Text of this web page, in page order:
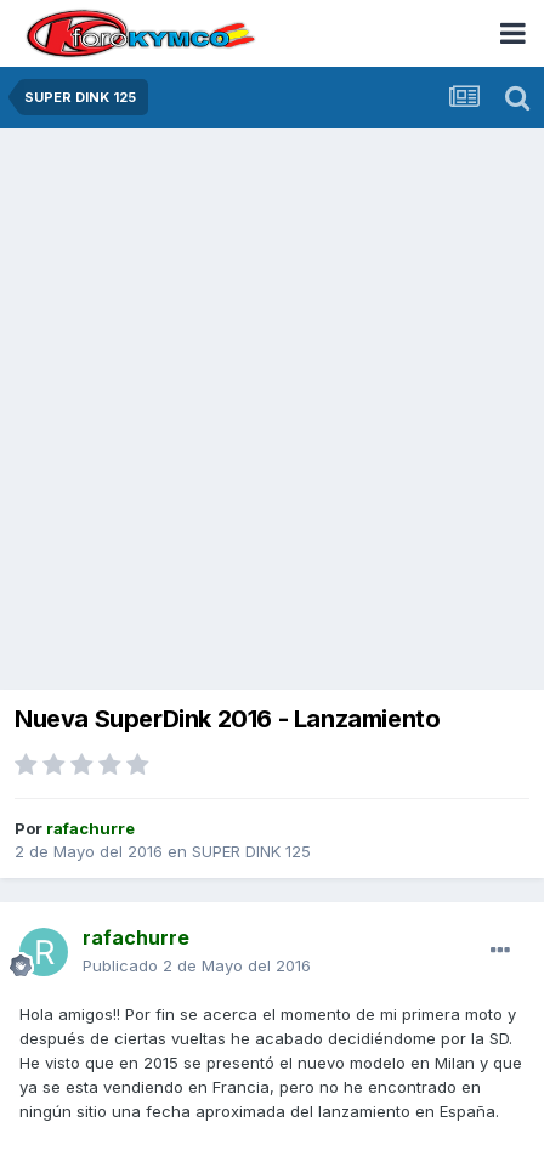
SUPER DINK 125
Nueva SuperDink 2016 - Lanzamiento
Por rafachurre
2 de Mayo del 2016 en SUPER DINK 125
rafachurre
Publicado 2 de Mayo del 2016
Hola amigos!! Por fin se acerca el momento de mi primera moto y
después de ciertas vueltas he acabado decidiéndome por la SD.
He visto que en 2015 se presentó el nuevo modelo en Milan y que
ya se esta vendiendo en Francia, pero no he encontrado en
ningún sitio una fecha aproximada del lanzamiento en España.